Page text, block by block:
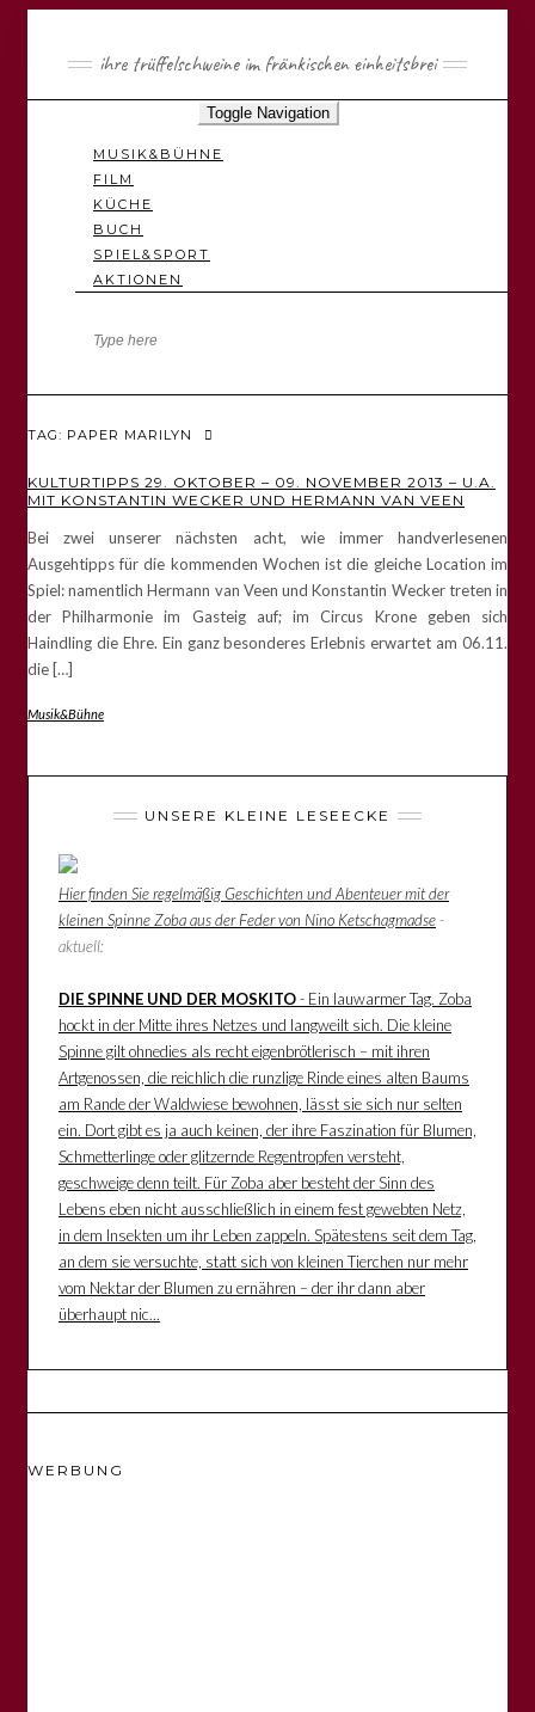
ihre trüffelschweine im fränkischen einheitsbrei
Toggle Navigation
MUSIK&BÜHNE
FILM
KÜCHE
BUCH
SPIEL&SPORT
AKTIONEN
TAG: PAPER MARILYN
KULTURTIPPS 29. OKTOBER – 09. NOVEMBER 2013 – U.A.
MIT KONSTANTIN WECKER UND HERMANN VAN VEEN
Bei zwei unserer nächsten acht, wie immer handverlesenen
Ausgehtipps für die kommenden Wochen ist die gleiche Location im
Spiel: namentlich Hermann van Veen und Konstantin Wecker treten in
der Philharmonie im Gasteig auf; im Circus Krone geben sich
Haindling die Ehre. Ein ganz besonderes Erlebnis erwartet am 06.11.
die […]
Musik&Bühne
UNSERE KLEINE LESEECKE
Hier finden Sie regelmäßig Geschichten und Abenteuer mit der
kleinen Spinne Zoba aus der Feder von Nino Ketschagmadse-
aktuell:
DIE SPINNE UND DER MOSKITO- Ein lauwarmer Tag. Zoba
hockt in der Mitte ihres Netzes und langweilt sich. Die kleine
Spinne gilt ohnedies als recht eigenbrötlerisch – mit ihren
Artgenossen, die reichlich die runzlige Rinde eines alten Baums
am Rande der Waldwiese bewohnen, lässt sie sich nur selten
ein. Dort gibt es ja auch keinen, der ihre Faszination für Blumen,
Schmetterlinge oder glitzernde Regentropfen versteht,
geschweige denn teilt. Für Zoba aber besteht der Sinn des
Lebens eben nicht ausschließlich in einem fest gewebten Netz,
in dem Insekten um ihr Leben zappeln. Spätestens seit dem Tag,
an dem sie versuchte, statt sich von kleinen Tierchen nur mehr
vom Nektar der Blumen zu ernähren – der ihr dann aber
überhaupt nic...
WERBUNG